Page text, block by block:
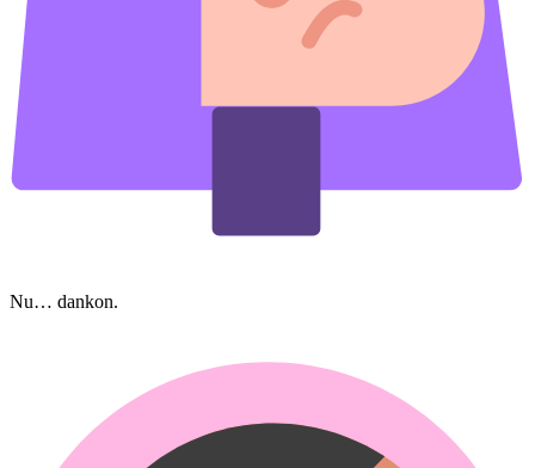
Nu… dankon.